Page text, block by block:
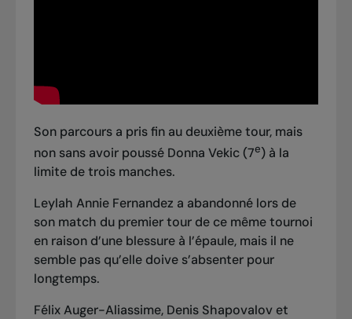
Son parcours a pris fin au deuxième tour, mais
non sans avoir poussé Donna Vekic (7e) à la
limite de trois manches.
Leylah Annie Fernandez a abandonné lors de
son match du premier tour de ce même tournoi
en raison d’une blessure à l’épaule, mais il ne
semble pas qu’elle doive s’absenter pour
longtemps.
Félix Auger-Aliassime, Denis Shapovalov et